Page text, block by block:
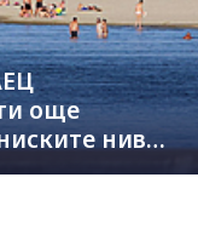
още
нива